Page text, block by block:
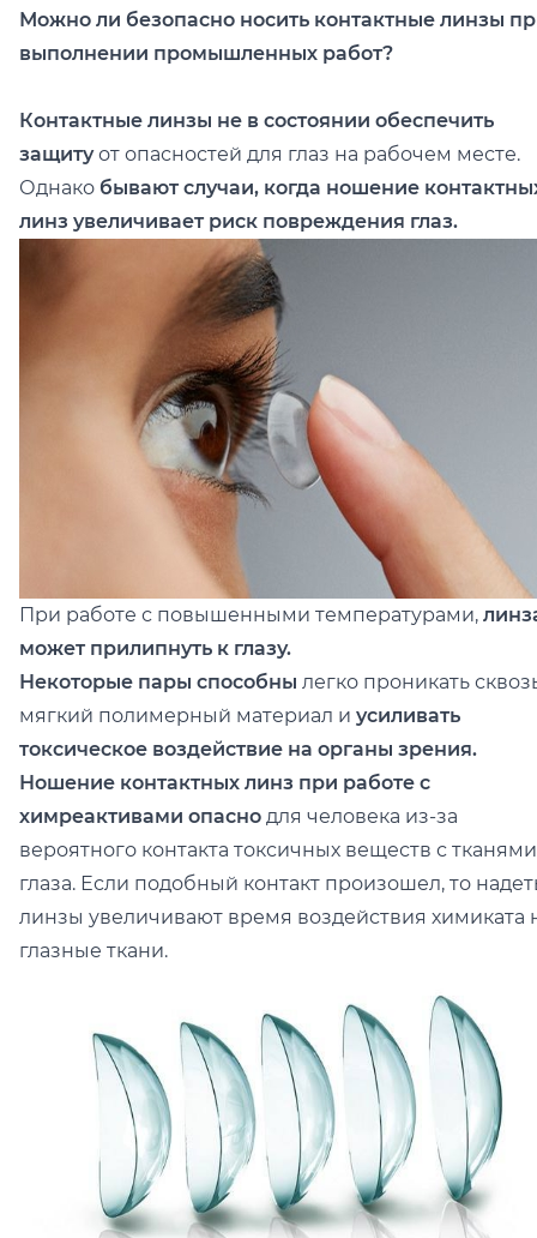
Можно ли безопасно носить контактные линзы
выполнении промышленных работ?
Контактные линзы не в состоянии обеспечить
защитуот опасностей для глаз на рабочем месте.
Однако бывают случаи, когда ношение
линз увеличивает риск повреждения глаз.
При работе с повышенными температурами,
может прилипнуть к глазу.
Некоторые пары способны легко проникать
мягкий полимерный материал и усиливать
токсическое воздействие на органы зрения.
Ношение контактных линз при работе с
химреактивами опасно для человека из-за
вероятного контакта токсичных веществ с тканями
глаза. Если подобный контакт произошел, то
линзы увеличивают время воздействия химиката
глазные ткани.